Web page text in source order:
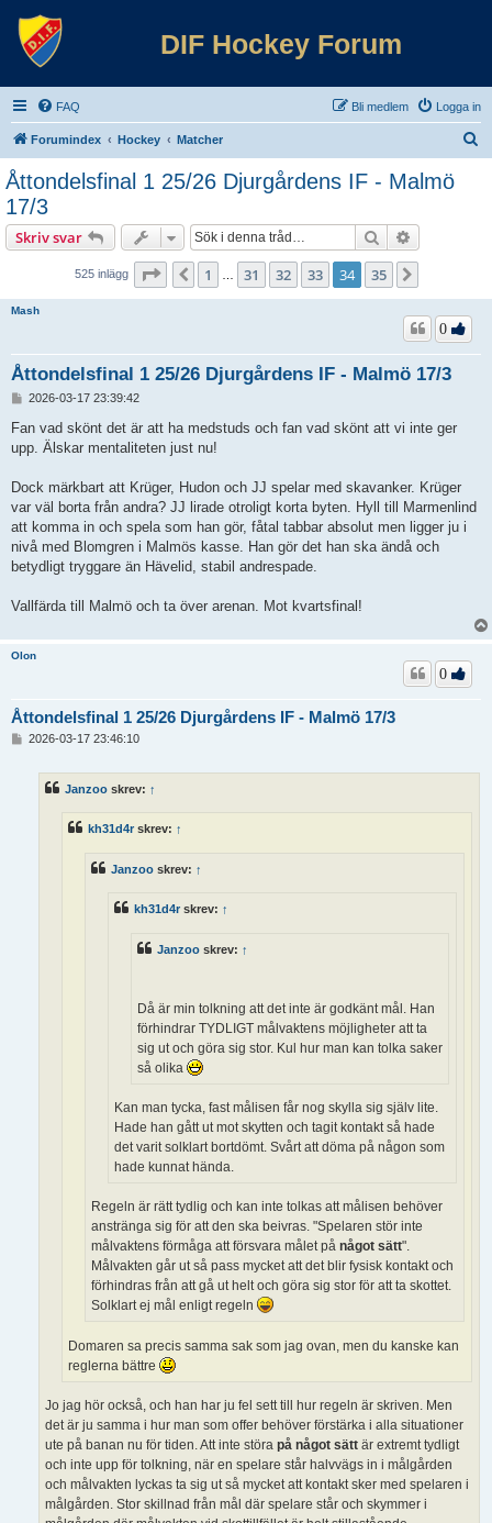
DIF Hockey Forum
FAQ Logga in
Bli medlem
Forumindex Hockey Matcher
Åttondelsfinal 1 25/26 Djurgårdens IF - Malmö
17/3
Skriv svar Sök
525 inlägg Sida 34av35
Föregående
1 31 32 33 34 35
Mash
Åttondelsfinal 1 25/26 Djurgårdens IF - Malmö 17/3
0
l
g
2026-03-17 23:39:42
Fan vad skönt det är att ha medstuds och fan vad skönt att vi inte ger
upp. Älskar mentaliteten just nu!
Dock märkbart att Krüger, Hudon och JJ spelar med skavanker. Krüger
var väl borta från andra? JJ lirade otroligt korta byten. Hyll till Marmenlind
att komma in och spela som han gör, fåtal tabbar absolut men ligger ju i
nivå med Blomgren i Malmös kasse. Han gör det han ska ändå och
betydligt tryggare än Hävelid, stabil andrespade.
Vallfärda till Malmö och ta över arenan. Mot kvartsfinal!
Olon
Åttondelsfinal 1 25/26 Djurgårdens IF - Malmö 17/3
0
2026-03-17 23:46:10
Janzoo skrev: ↑
kh31d4rskrev: ↑
Janzoo skrev: ↑
kh31d4r skrev: ↑
Janzoo skrev: ↑
Då är min tolkning att det inte är godkänt mål. Han
förhindrar TYDLIGT målvaktens möjligheter att ta
sig ut och göra sig stor. Kul hur man kan tolka saker
så olika
Kan man tycka, fast målisen får nog skylla sig själv lite.
Hade han gått ut mot skytten och tagit kontakt så hade
det varit solklart bortdömt. Svårt att döma på någon som
hade kunnat hända.
Regeln är rätt tydlig och kan inte tolkas att målisen behöver
anstränga sig för att den ska beivras. "Spelaren stör inte
målvaktens förmåga att försvara målet på något sätt".
Målvakten går ut så pass mycket att det blir fysisk kontakt och
förhindras från att gå ut helt och göra sig stor för att ta skottet.
Solklart ej mål enligt regeln
Domaren sa precis samma sak som jag ovan, men du kanske kan
reglerna bättre
Jo jag hör också, och han har ju fel sett till hur regeln är skriven. Men
det är ju samma i hur man som offer behöver förstärka i alla situationer
ute på banan nu för tiden. Att inte störa på något sätt är extremt tydligt
och inte upp för tolkning, när en spelare står halvvägs in i målgården
och målvakten lyckas ta sig ut så mycket att kontakt sker med spelaren i
målgården. Stor skillnad från mål där spelare står och skymmer i